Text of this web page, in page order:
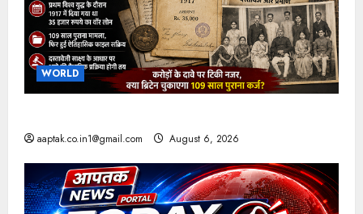
WORLD
aaptak.co.in1@gmail.com August 6, 2026